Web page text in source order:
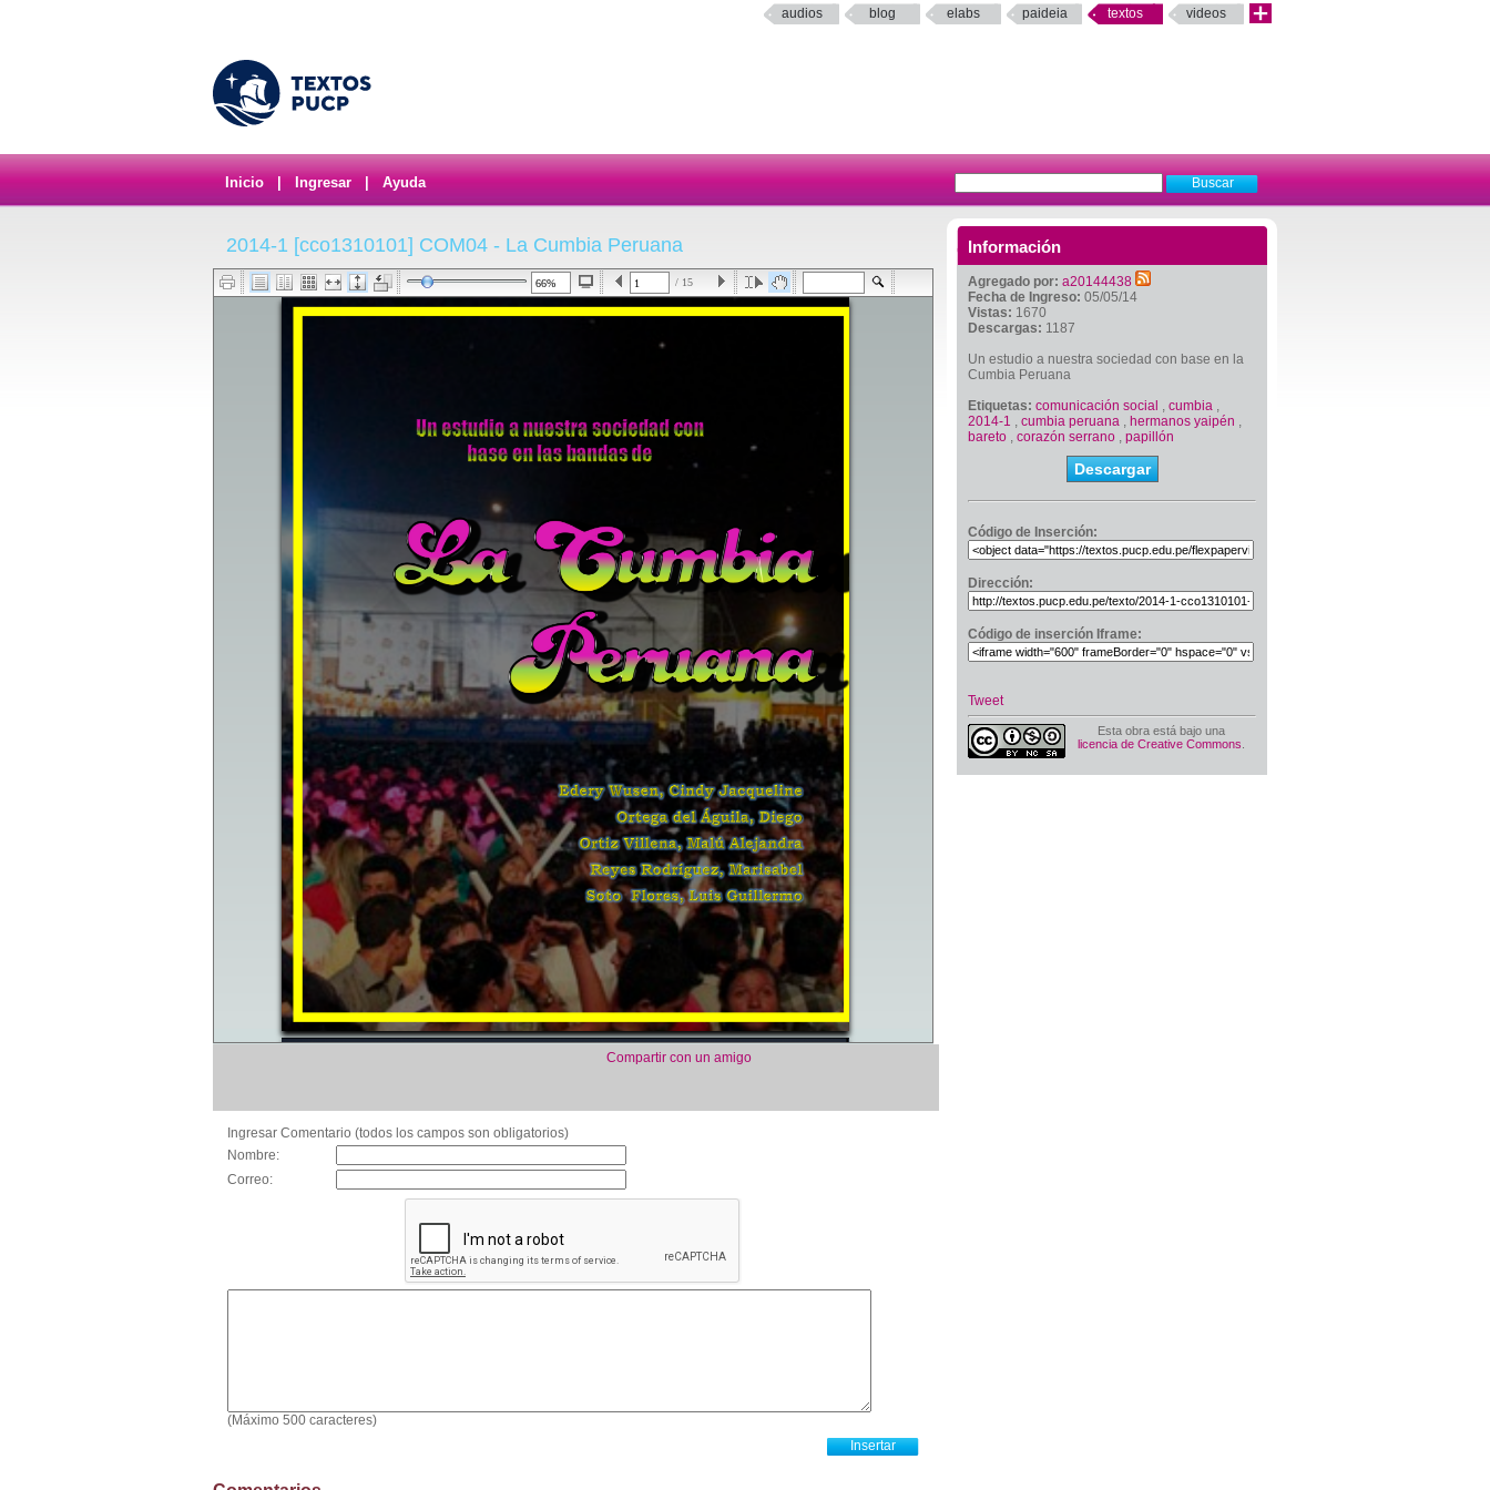
audios blog elabs paideia textos videos
Inicio Ingresar Ayuda
Información
Agregado por: a20144438
Fecha de Ingreso: 05/05/14
Vistas: 1670
Descargas: 1187
Un estudio a nuestra sociedad con base en la
Cumbia Peruana
Etiquetas: comunicación social , cumbia ,
2014-1 , cumbia peruana , hermanos yaipén ,
bareto , corazón serrano , papillón
Descargar
Código de Inserción:
Dirección:
Código de inserción Iframe:
Tweet
Esta obra está bajo una
licencia de Creative Commons
2014-1 [cco1310101] COM04 - La Cumbia Peruana
/ 15
Compartir con un amigo
Ingresar Comentario (todos los campos son obligatorios)
Nombre:
Correo:
(Máximo 500 caracteres)